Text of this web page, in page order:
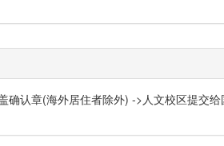
认章(海外居住者除外) ->人文校区提交给